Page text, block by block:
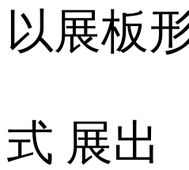
以展板
式 展出